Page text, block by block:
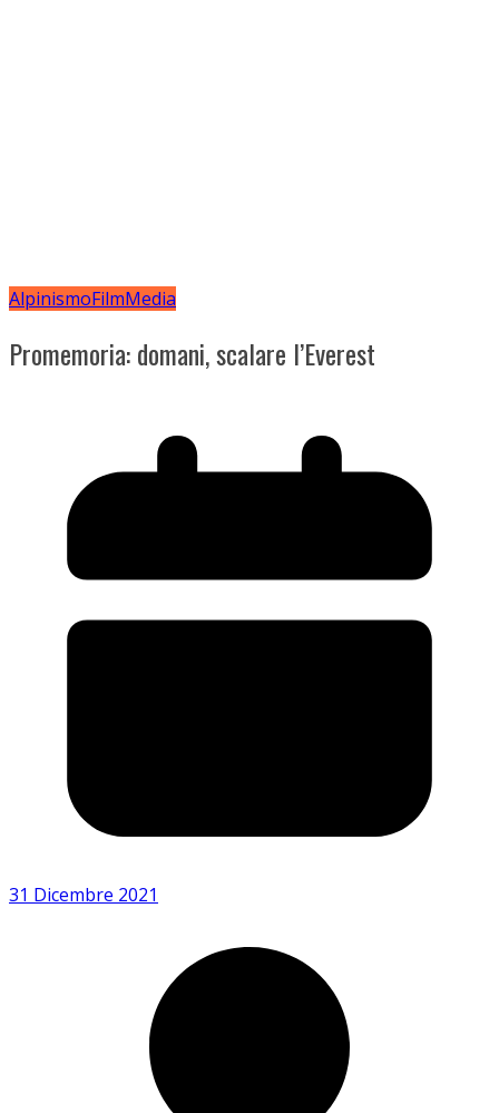
AlpinismoFilmMedia
Promemoria: domani, scalare l’Everest
31 Dicembre 2021